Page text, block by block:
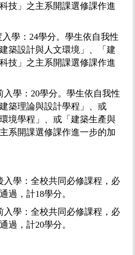
技」之主系開課選修課作進
學： 24學分。學生依自我性
築設計與人文環境」、「建
技」之主系開課選修課作進
學： 20學分。學生依自我性
築理論與設計學程」、或
環境學程」、或「建築生產與
系開課選修課作進一步的加
入學：全校共同必修課程，必
過，計18學分。
入學：全校共同必修課程，必
過，計20學分。